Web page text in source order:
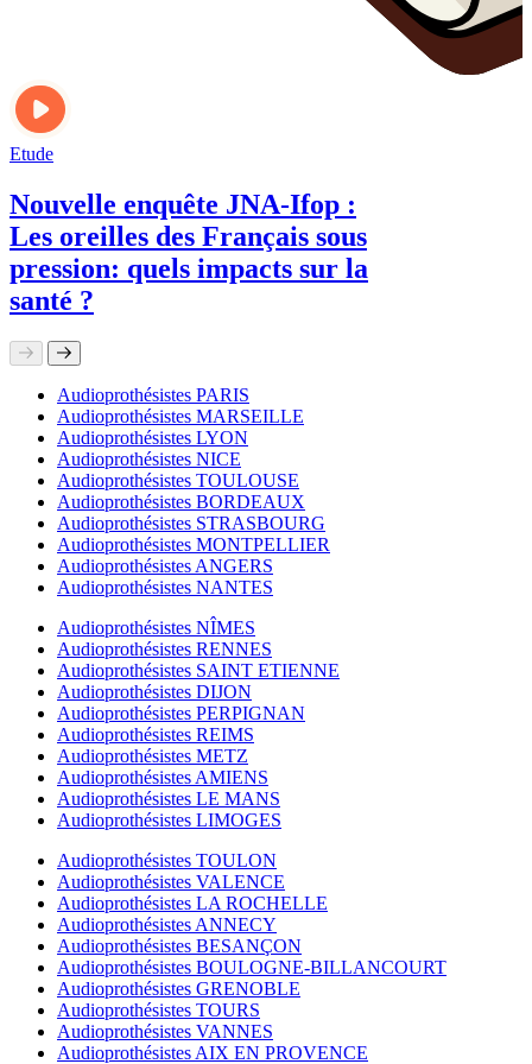
Etude
Nouvelle enquête JNA-Ifop :
Les oreilles des Français sous
pression: quels impacts sur la
santé ?
Audioprothésistes PARIS
Audioprothésistes MARSEILLE
Audioprothésistes LYON
Audioprothésistes NICE
Audioprothésistes TOULOUSE
Audioprothésistes BORDEAUX
Audioprothésistes STRASBOURG
Audioprothésistes MONTPELLIER
Audioprothésistes ANGERS
Audioprothésistes NANTES
Audioprothésistes NÎMES
Audioprothésistes RENNES
Audioprothésistes SAINT ETIENNE
Audioprothésistes DIJON
Audioprothésistes PERPIGNAN
Audioprothésistes REIMS
Audioprothésistes METZ
Audioprothésistes AMIENS
Audioprothésistes LE MANS
Audioprothésistes LIMOGES
Audioprothésistes TOULON
Audioprothésistes VALENCE
Audioprothésistes LA ROCHELLE
Audioprothésistes ANNECY
Audioprothésistes BESANÇON
Audioprothésistes BOULOGNE-BILLANCOURT
Audioprothésistes GRENOBLE
Audioprothésistes TOURS
Audioprothésistes VANNES
Audioprothésistes AIX EN PROVENCE